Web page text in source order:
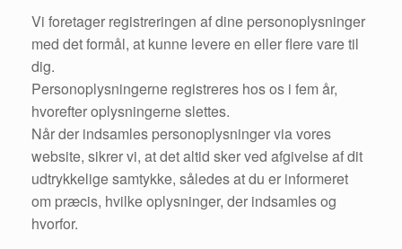
Vi foretager registreringen af dine personoplysninger
med det formål, at kunne levere en eller flere vare til
dig.
Personoplysningerne registreres hos os i fem år,
hvorefter oplysningerne slettes.
Når der indsamles personoplysninger via vores
website, sikrer vi, at det altid sker ved afgivelse af dit
udtrykkelige samtykke, således at du er informeret
om præcis, hvilke oplysninger, der indsamles og
hvorfor.